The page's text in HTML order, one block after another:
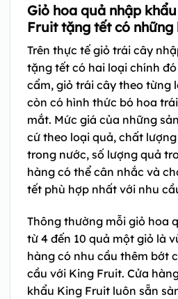
Giỏ hoa quả nhập
Fruit tặng tết có những
Trên thực tế giỏ trái cây
tặng tết có hai loại chính
cẩm, giỏ trái cây theo từng
còn có hình thức bó hoa
mắt. Mức giá của những
cứ theo loại quả, chất
trong nước, số lượng quả
hàng có thể cân nhắc và
tết phù hợp nhất với nhu
Thông thường mỗi giỏ hoa
từ 4 đến 10 quả một giỏ là
hàng có nhu cầu thêm bớt
cầu với King Fruit. Cửa
khẩu King Fruit luôn sẵn